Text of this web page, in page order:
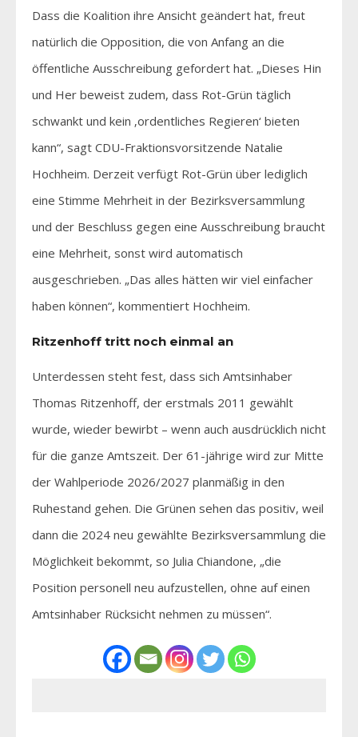
Dass die Koalition ihre Ansicht geändert hat, freut
natürlich die Opposition, die von Anfang an die
öffentliche Ausschreibung gefordert hat. „Dieses Hin
und Her beweist zudem, dass Rot-Grün täglich
schwankt und kein ‚ordentliches Regieren‘ bieten
kann“, sagt CDU-Fraktionsvorsitzende Natalie
Hochheim. Derzeit verfügt Rot-Grün über lediglich
eine Stimme Mehrheit in der Bezirksversammlung
und der Beschluss gegen eine Ausschreibung braucht
eine Mehrheit, sonst wird automatisch
ausgeschrieben. „Das alles hätten wir viel einfacher
haben können“, kommentiert Hochheim.
Ritzenhoff tritt noch einmal an
Unterdessen steht fest, dass sich Amtsinhaber
Thomas Ritzenhoff, der erstmals 2011 gewählt
wurde, wieder bewirbt – wenn auch ausdrücklich nicht
für die ganze Amtszeit. Der 61-jährige wird zur Mitte
der Wahlperiode 2026/2027 planmäßig in den
Ruhestand gehen. Die Grünen sehen das positiv, weil
dann die 2024 neu gewählte Bezirksversammlung die
Möglichkeit bekommt, so Julia Chiandone, „die
Position personell neu aufzustellen, ohne auf einen
Amtsinhaber Rücksicht nehmen zu müssen“.